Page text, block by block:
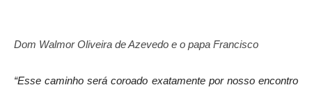
Dom Walmor Oliveira de Azevedo e o papa Francisco
“Esse caminho será coroado exatamente por nosso encontro